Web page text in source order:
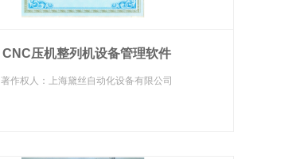
CNC压机整列机设备管理软件
著作权人：上海黛丝自动化设备有限公司